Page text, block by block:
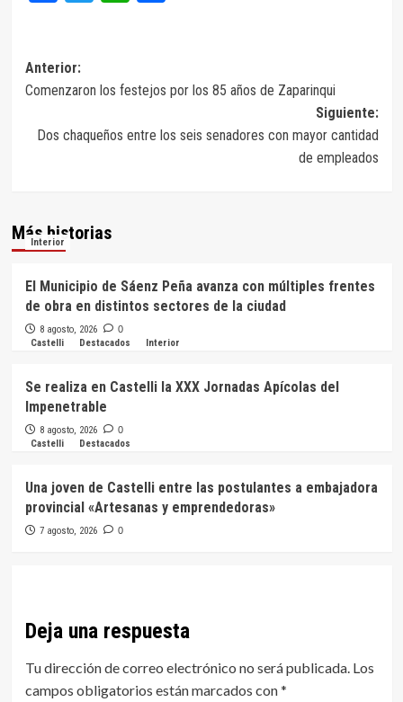
Navegación
de
entradas
Anterior:
Comenzaron los festejos por los 85 años de Zaparinqui
Siguiente:
Dos chaqueños entre los seis senadores con mayor cantidad
de empleados
Más historias
Interior
El Municipio de Sáenz Peña avanza con múltiples frentes
de obra en distintos sectores de la ciudad
8 agosto, 2026 0
Castelli Destacados Interior
Se realiza en Castelli la XXX Jornadas Apícolas del
Impenetrable
8 agosto, 2026 0
Castelli Destacados
Una joven de Castelli entre las postulantes a embajadora
provincial «Artesanas y emprendedoras»
7 agosto, 2026 0
Deja una respuesta
Tu dirección de correo electrónico no será publicada. Los
campos obligatorios están marcados con*